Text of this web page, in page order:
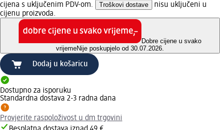
cijena s uključenim PDV-om.
Troškovi dostave
nisu uključeni u
cijenu proizvoda.
Dobre cijene u svako
vrijemeNije poskupjelo od 30.07.2026.
Dodaj u košaricu
Dostupno za isporuku
Standardna dostava 2-3 radna dana
Provjerite raspoloživost u dm trgovini